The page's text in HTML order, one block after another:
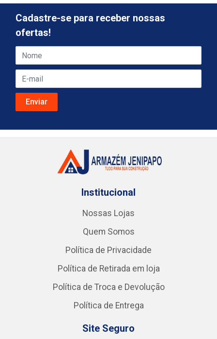
Cadastre-se para receber nossas
ofertas!
Institucional
Nossas Lojas
Quem Somos
Política de Privacidade
Política de Retirada em loja
Política de Troca e Devolução
Política de Entrega
Site Seguro